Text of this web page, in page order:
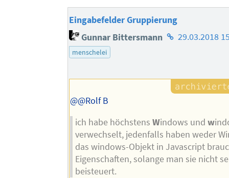
Eingabefelder Gruppierung
Gunnar Bittersmann Homepage
29.03.2018
menschelei
@@Rolf B
ich habe höchstensWindows undw
verwechselt, jedenfalls haben weder
das windows-Objekt in Javascript
Eigenschaften, solange man sie nicht
beisteuert.